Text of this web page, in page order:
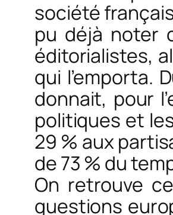
société
pu déjà noter
éditorialistes,
qui l’emporta.
donnait, pour
politiques et
29 % aux
de 73 % du
On retrouve
questions